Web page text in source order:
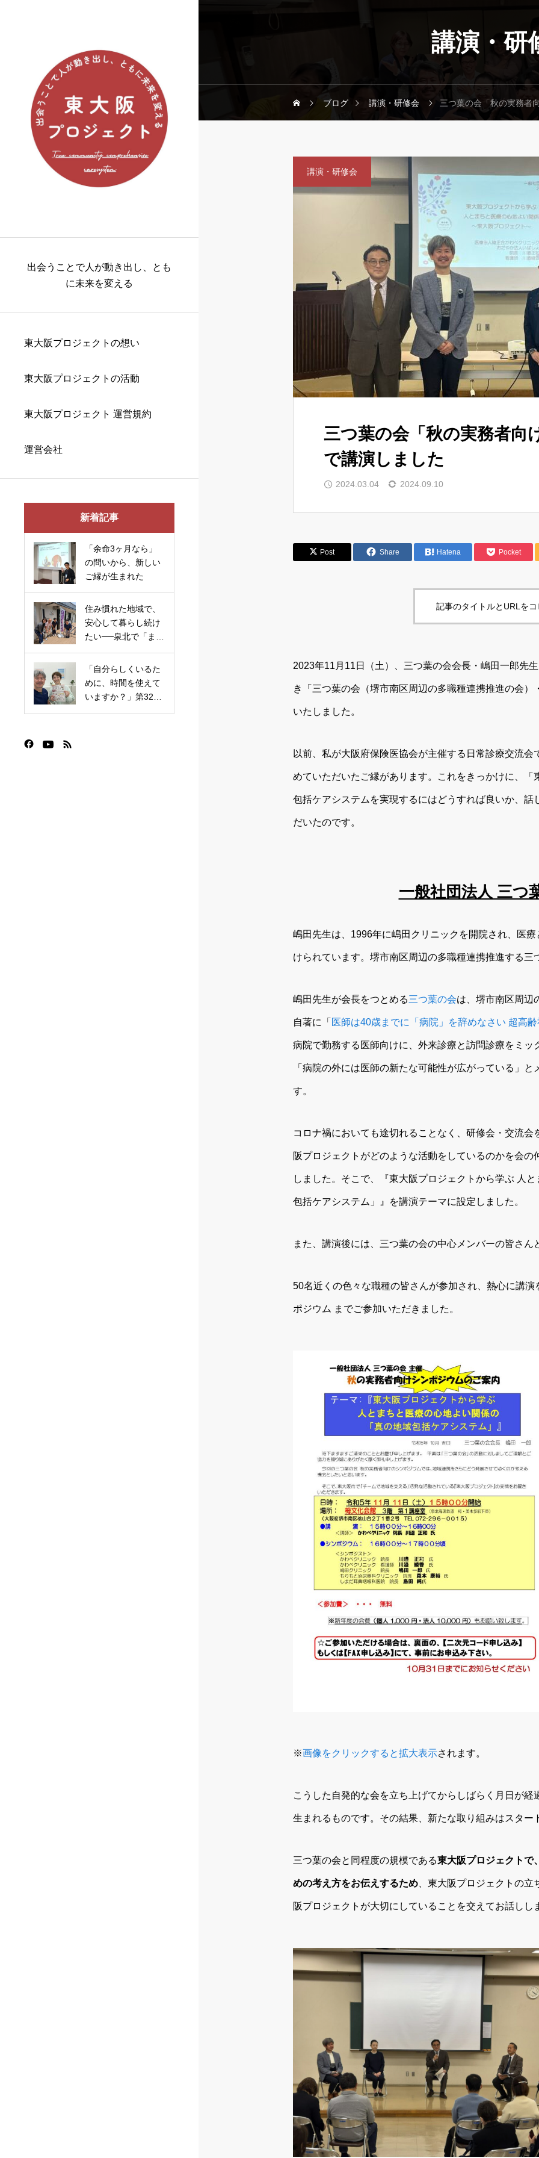
出会うことで人が動き出し、とも
に未来を変える
東大阪プロジェクトの想い
東大阪プロジェクトの活動
東大阪プロジェクト 運営規約
運営会社
新着記事
「余命3ヶ月なら」
の問いから、新しい
ご縁が生まれた
住み慣れた地域で、
安心して暮らし続け
たい──泉北で「まち
まりました
「自分らしくいるた
めに、時間を使えて
いますか？」第32回
講演・研
ブログ 講演・研修会 三つ葉の会「秋の実務者
講演・研修会
三つ葉の会「秋の実務者向
で講演しました
2024.03.04 2024.09.10
Post Share Hatena Pocket
記事のタイトルとURLを
2023年11月11日（土）、三つ葉の会会長・嶋田一郎先
き「三つ葉の会（堺市南区周辺の多職種連携推進の会
いたしました。
以前、私が大阪府保険医協会が主催する日常診療交流
めていただいたご縁があります。これをきっかけに、
包括ケアシステムを実現するにはどうすれば良いか、
だいたのです。
一般社団法人 三つ
嶋田先生は、1996年に嶋田クリニックを開院され、医
けられています。堺市南区周辺の多職種連携推進する
嶋田先生が会長をつとめる三つ葉の会は、堺市南区周辺
自著に「 医師は40歳までに「病院」を辞めなさい 超高
病院で勤務する医師向けに、外来診療と訪問診療をミ
「病院の外には医師の新たな可能性が広がっている」
す。
コロナ禍においても途切れることなく、研修会・交流
阪プロジェクトがどのような活動をしているのかを会
しました。そこで、『東大阪プロジェクトから学ぶ 人
包括ケアシステム」』を講演テーマに設定しました。
また、講演後には、三つ葉の会の中心メンバーの皆さ
50名近くの色々な職種の皆さんが参加され、熱心に講
ポジウム までご参加いただきました。
※画像をクリックすると拡大表示されます。
こうした自発的な会を立ち上げてからしばらく月日が
生まれるものです。その結果、新たな取り組みはスター
三つ葉の会と同程度の規模である東大阪プロジェクトで
めの考え方をお伝えするため 、東大阪プロジェクトの
阪プロジェクトが大切にしていることを交えてお話しし